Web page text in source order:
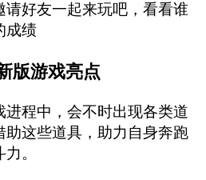
请好友一起来玩吧，看看谁
成绩
版游戏亮点
程中，会不时出现各类道
助这些道具，助力自身奔跑
。